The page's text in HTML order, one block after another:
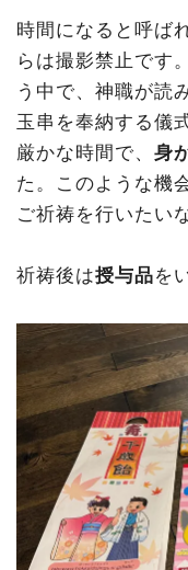
時間になると呼ば
らは撮影禁止です
う中で、神職が読
玉串を奉納する儀
厳かな時間で、 身
た。このような機
ご祈祷を行いたい
祈祷後は授与品を